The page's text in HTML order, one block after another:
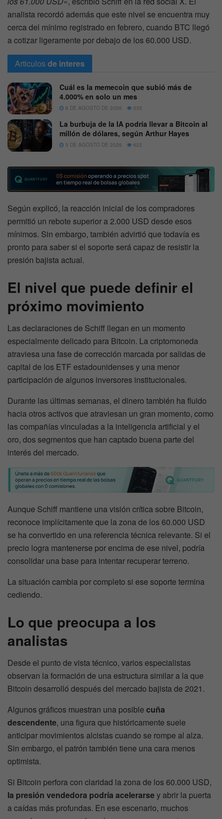
analista recordó además que este nivel se encuentra muy
cerca del mínimo registrado en febrero, cuando BTC llegó
a cotizar ligeramente por debajo de los 60.000 USD.
Articulosde interes
Cuál es la memecoin que subió más de
4.000% en solo un mes
6 DE AGOSTO DE 2026 535
La burbuja de la IA podría llevar a Bitcoin al
millón de dólares, según Arthur Hayes
5 DE AGOSTO DE 2026 622
Según explicó, la reacción inicial de los compradores
permitió un rebote superior a 2.000 USD desde esos
mínimos. Sin embargo, también advirtió que todavía es
pronto para saber si el soporte será capaz de resistir la
presión bajista actual.
El nivel que puede definir el
próximo movimiento
Las declaraciones de Schiff llegan en un momento
especialmente delicado para Bitcoin. La criptomoneda
atraviesa una fase de corrección marcada por salidas de
capital de los ETF estadounidenses y una menor
participación de algunos inversores institucionales.
Durante las últimas semanas, el dinero también ha fluido
hacia otros activos que atraviesan un gran momento, como
las compañías vinculadas a la inteligencia artificial y el
oro, dos segmentos que han captado buena parte del
interés del mercado.
Aunque Schiff mantiene una visión crítica sobre Bitcoin,
reconoce implícitamente que la zona de los 60.000 USD
se ha convertido en una referencia técnica relevante. Si el
precio logra mantenerse por encima de ese nivel, podría
consolidar una base para intentar recuperar terreno.
La situación cambia por completo si ese soporte termina
cediendo.
Lo que preocupa a los
analistas
Desde el punto de vista técnico, varios especialistas
observan la formación de una estructura similar a la que
Bitcoin desarrolló después del mercado bajista de 2021.
Algunos gráficos muestran una posible cuña
descendente, una figura que históricamente suele
anticipar movimientos alcistas cuando se rompe al alza.
Sin embargo, el patrón también tiene una cara menos
optimista.
Si Bitcoin perfora con claridad la zona de los 60.000 USD,
la presión vendedora podría acelerarsey abrir la puerta
a caídas más profundas. En ese escenario, muchos